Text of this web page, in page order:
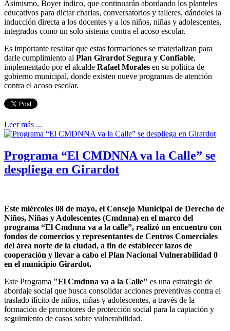
Asimismo, Boyer indico, que continuarán abordando los planteles
educativos para dictar charlas, conversatorios y talleres, dándoles la
inducción directa a los docentes y a los niños, niñas y adolescentes,
integrados como un solo sistema contra el acoso escolar.
Es importante resaltar que estas formaciones se materializan para
darle cumplimiento al Plan Girardot Segura y Confiable,
implementado por el alcalde Rafael Morales en su política de
gobierno municipal, donde existen nueve programas de atención
contra el acoso escolar.
Leer más ...
Programa “El CMDNNA va la Calle” se
despliega en Girardot
Este miércoles 08 de mayo, el Consejo Municipal de Derecho de
Niños, Niñas y Adolescentes (Cmdnna) en el marco del
programa “El Cmdnna va a la calle”, realizó un encuentro con
fondos de comercios y representantes de Centros Comerciales
del área norte de la ciudad, a fin de establecer lazos de
cooperación y llevar a cabo el Plan Nacional Vulnerabilidad 0
en el municipio Girardot.
Este Programa "El Cmdnna va a la Calle" es una estrategia de
abordaje social que busca consolidar acciones preventivas contra el
traslado ilícito de niños, niñas y adolescentes, a través de la
formación de promotores de protección social para la captación y
seguimiento de casos sobre vulnerabilidad.